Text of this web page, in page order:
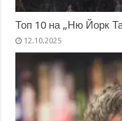
Топ 10 на „Ню Йорк
12.10.2025